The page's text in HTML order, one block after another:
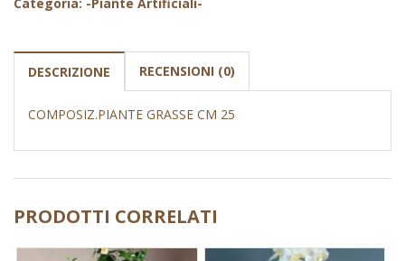
DESCRIZIONE RECENSIONI (0)
COMPOSIZ.PIANTE GRASSE CM 25
PRODOTTI CORRELATI